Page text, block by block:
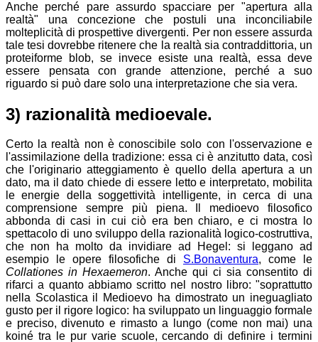
Anche perché pare assurdo spacciare per "apertura alla
realtà" una concezione che postuli una inconciliabile
molteplicità di prospettive divergenti. Per non essere assurda
tale tesi dovrebbe ritenere che la realtà sia contraddittoria, un
proteiforme blob, se invece esiste una realtà, essa deve
essere pensata con grande attenzione, perché a suo
riguardo si può dare solo una interpretazione che sia vera.
3) razionalità medioevale.
Certo la realtà non è conoscibile solo con l'osservazione e
l'assimilazione della tradizione: essa ci è anzitutto data, così
che l'originario atteggiamento è quello della apertura a un
dato, ma il dato chiede di essere letto e interpretato, mobilita
le energie della soggettività intelligente, in cerca di una
comprensione sempre più piena. Il medioevo filosofico
abbonda di casi in cui ciò era ben chiaro, e ci mostra lo
spettacolo di uno sviluppo della razionalità logico-costruttiva,
che non ha molto da invidiare ad Hegel: si leggano ad
esempio le opere filosofiche di S.Bonaventura, come le
Collationes in Hexaemeron. Anche qui ci sia consentito di
rifarci a quanto abbiamo scritto nel nostro libro: "soprattutto
nella Scolastica il Medioevo ha dimostrato un ineguagliato
gusto per il rigore logico: ha sviluppato un linguaggio formale
e preciso, divenuto e rimasto a lungo (come non mai) una
koiné tra le pur varie scuole, cercando di definire i termini